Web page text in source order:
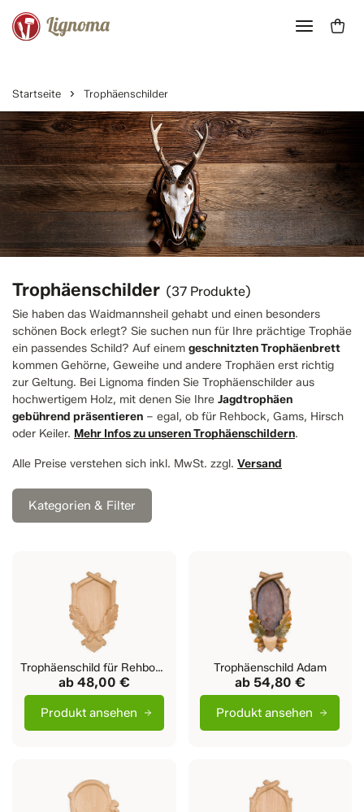
Startseite Trophäenschilder
Trophäenschilder (37 Produkte)
Sie haben das Waidmannsheil gehabt und einen besonders
schönen Bock erlegt? Sie suchen nun für Ihre prächtige Trophäe
ein passendes Schild? Auf einem geschnitzten Trophäenbrett
kommen Gehörne, Geweihe und andere Trophäen erst richtig
zur Geltung. Bei Lignoma finden Sie Trophäenschilder aus
hochwertigem Holz, mit denen Sie Ihre Jagdtrophäen
gebührend präsentieren – egal, ob für Rehbock, Gams, Hirsch
oder Keiler. Mehr Infos zu unseren Trophäenschildern.
Alle Preise verstehen sich inkl. MwSt. zzgl. Versand
Kategorien & Filter
Produkt ansehen
Trophäenschild für Rehbock
ab 48,00 €
Produkt ansehen
Trophäenschild Adam
ab 54,80 €